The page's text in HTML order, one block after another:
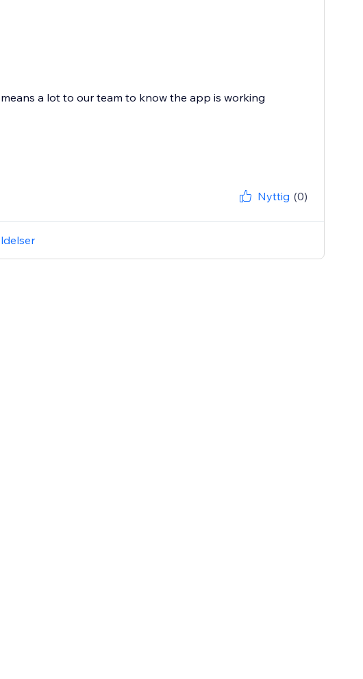
a lot to our team to know the app is working
Nyttig (0)